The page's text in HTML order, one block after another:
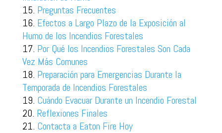
Preguntas Frecuentes
Efectos a Largo Plazo de la Exposición al
Humo de los Incendios Forestales
Por Qué los Incendios Forestales Son Cada
Vez Más Comunes
Preparación para Emergencias Durante la
Temporada de Incendios Forestales
Cuándo Evacuar Durante un Incendio Forestal
Reflexiones Finales
Contacta a Eaton Fire Hoy